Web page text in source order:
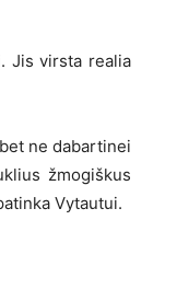
Jis virsta realia
ne dabartinei
žmogiškus
Vytautui.